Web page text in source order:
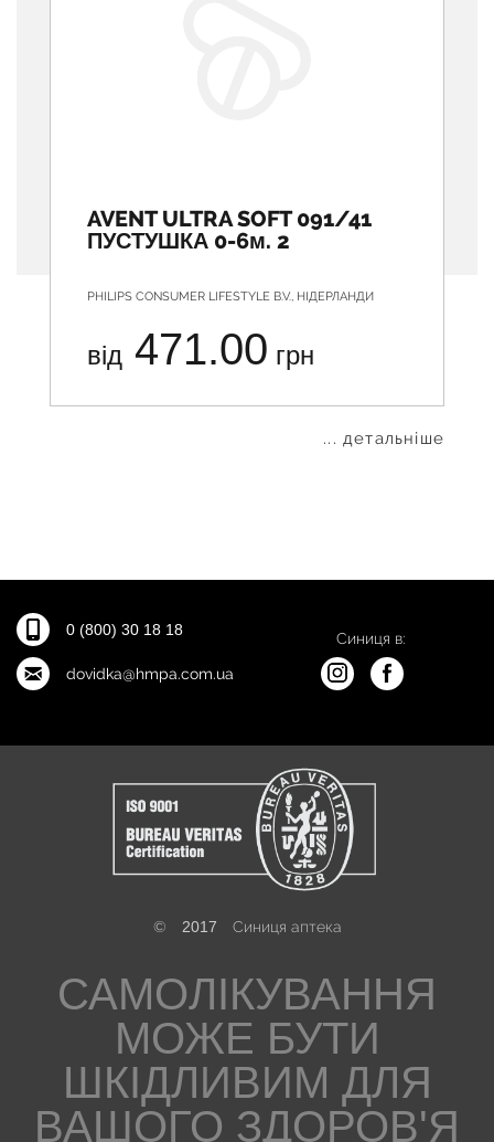
AVENT ULTRA SOFT 091/41
ПУСТУШКА 0-6м. 2
PHILIPS CONSUMER LIFESTYLE B.V., НІДЕРЛАНДИ
від 471.00 грн
... детальніше
0 (800) 30 18 18
dovidka@hmpa.com.ua
Синиця в:
© 2017 Синиця аптека
САМОЛІКУВАННЯ
МОЖЕ БУТИ
ШКІДЛИВИМ ДЛЯ
ВАШОГО ЗДОРОВ'Я